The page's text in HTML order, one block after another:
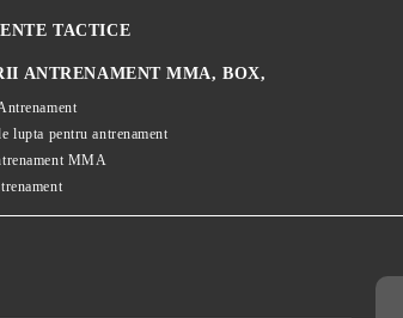
TACTICE
ANTRENAMENT MMA, BOX,
lupta pentru antrenament
MMA